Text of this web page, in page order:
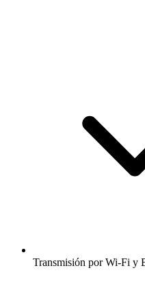
Transmisión por Wi-Fi y